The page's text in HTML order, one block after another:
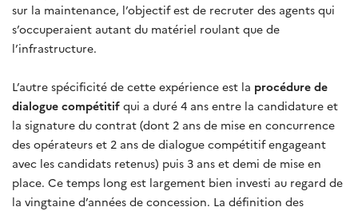
sur la maintenance, l’objectif est de recruter des agents qui
s’occuperaient autant du matériel roulant que de
l’infrastructure.
L’autre spécificité de cette expérience est la procédure de
dialogue compétitif qui a duré 4 ans entre la candidature et
la signature du contrat (dont 2 ans de mise en concurrence
des opérateurs et 2 ans de dialogue compétitif engageant
avec les candidats retenus) puis 3 ans et demi de mise en
place. Ce temps long est largement bien investi au regard de
la vingtaine d’années de concession. La définition des